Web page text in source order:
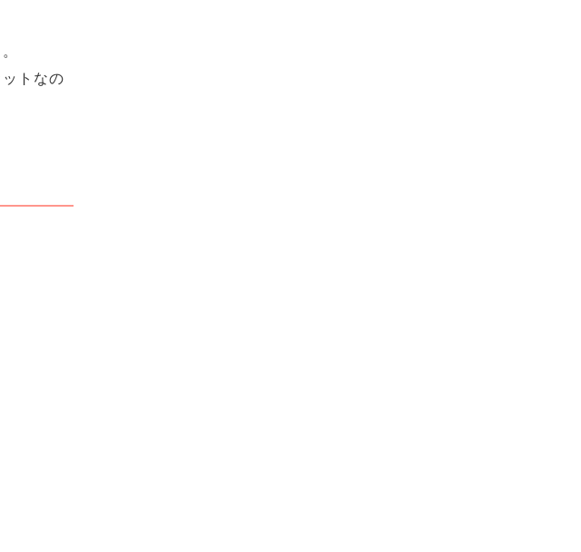
トなの